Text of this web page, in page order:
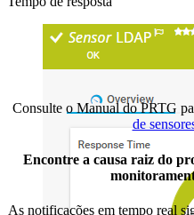
Consulte o Manual do PRTG
de
Encontre a causa raiz do
As notificações em tempo real